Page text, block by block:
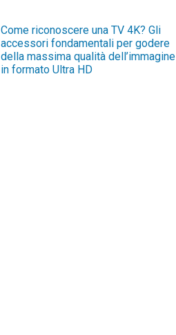
Come riconoscere una TV 4K? Gli
accessori fondamentali per godere
della massima qualità dell’immagine
in formato Ultra HD